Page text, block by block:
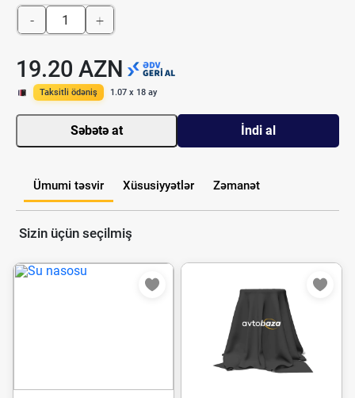
- +
19.20 AZN
Taksitli ödəniş 1.07 x 18 ay
Səbətə at İndi al
Ümumi təsvir Xüsusiyyətlər Zəmanət
Sizin üçün seçilmiş